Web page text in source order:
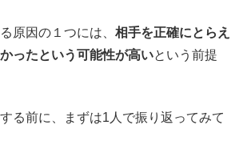
原因の１つには、 相手を正確にとらえ
ったという可能性が高いという前提
る前に、まずは1人で振り返ってみて